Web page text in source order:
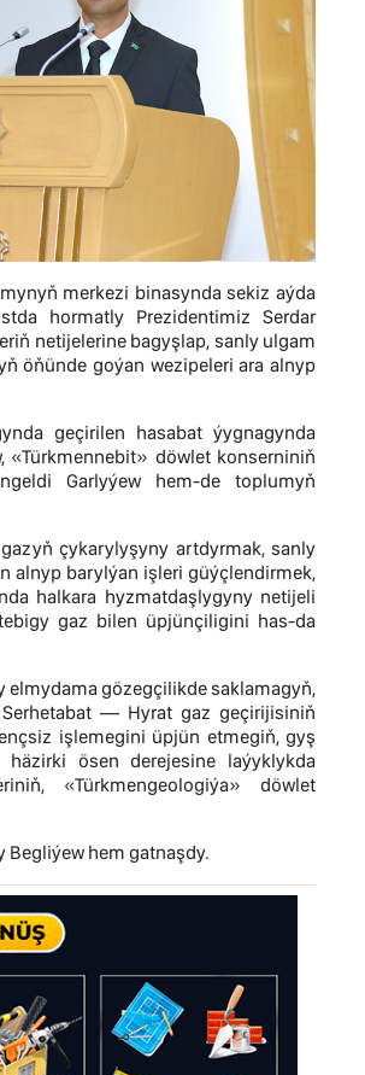
merkezi binasynda sekiz aýda
hormatly Prezidentimiz Serdar
netijelerine bagyşlap, sanly ulgam
öňünde goýan wezipeleri ara alnyp
geçirilen hasabat ýygnagynda
döwlet konserniniň
Garlyýew hem-de toplumyň
çykarylyşyny artdyrmak, sanly
alnyp barylýan işleri güýçlendirmek,
halkara hyzmatdaşlygyny netijeli
gaz bilen üpjünçiligini has-da
gözegçilikde saklamagyň,
— Hyrat gaz geçirijisiniň
işlemegini üpjün etmegiň, gyş
ösen derejesine laýyklykda
«Türkmengeologiýa» döwlet
hem gatnaşdy.